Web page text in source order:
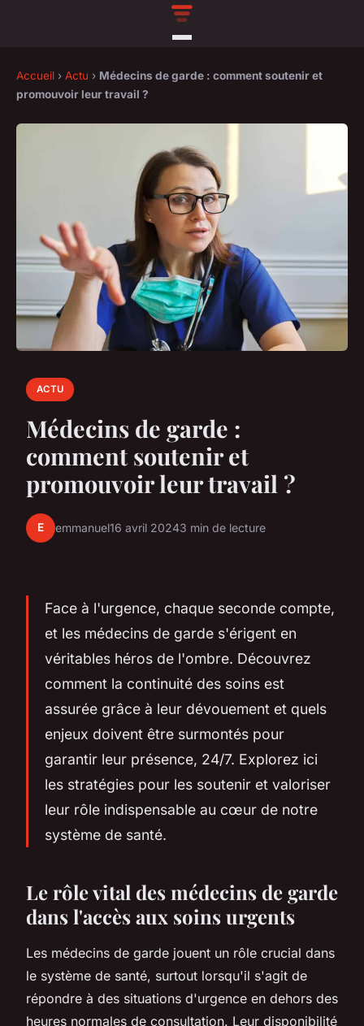
Accueil › Actu › Médecins de garde : comment soutenir et
promouvoir leur travail ?
ACTU
Médecins de garde :
comment soutenir et
promouvoir leur travail ?
E emmanuel16 avril 20243 min de lecture
Face à l'urgence, chaque seconde compte,
et les médecins de garde s'érigent en
véritables héros de l'ombre. Découvrez
comment la continuité des soins est
assurée grâce à leur dévouement et quels
enjeux doivent être surmontés pour
garantir leur présence, 24/7. Explorez ici
les stratégies pour les soutenir et valoriser
leur rôle indispensable au cœur de notre
système de santé.
Le rôle vital des médecins de garde
dans l'accès aux soins urgents
Les médecins de garde jouent un rôle crucial dans
le système de santé, surtout lorsqu'il s'agit de
répondre à des situations d'urgence en dehors des
heures normales de consultation. Leur disponibilité